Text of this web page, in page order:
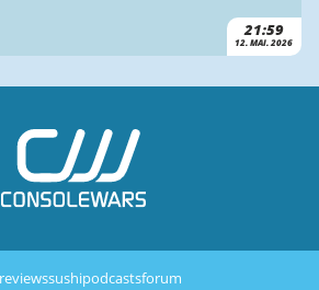
21:59
12. MAI. 2026
reviewssushipodcastsforum